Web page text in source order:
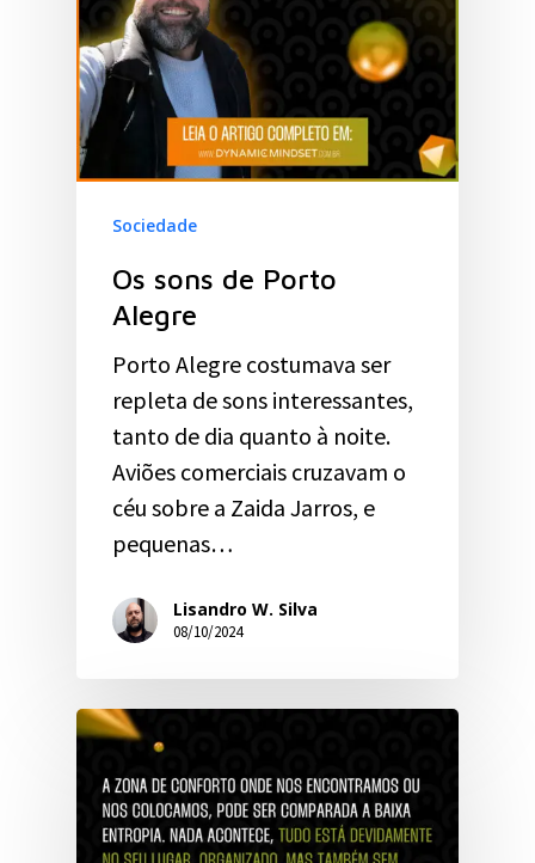
Sociedade
Os sons de Porto
Alegre
Porto Alegre costumava ser
repleta de sons interessantes,
tanto de dia quanto à noite.
Aviões comerciais cruzavam o
céu sobre a Zaida Jarros, e
pequenas…
Lisandro W. Silva
08/10/2024